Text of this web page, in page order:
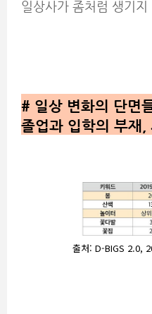
일상사가 좀처럼 생기
# 일상 변화의 단면
졸업과 입학의 부재,
출처: D-BIGS 2.0,